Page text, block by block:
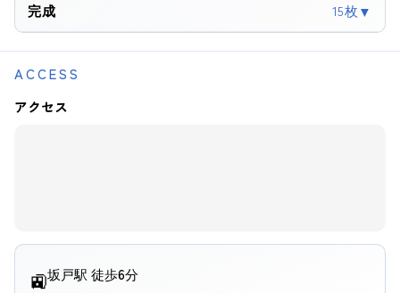
完成 15枚▼
ACCESS
アクセス
🚉坂戸駅 徒歩6分